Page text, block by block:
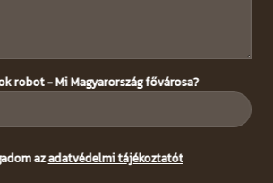
robot - Mi Magyarország fővárosa?
azadatvédelmi tájékoztatót